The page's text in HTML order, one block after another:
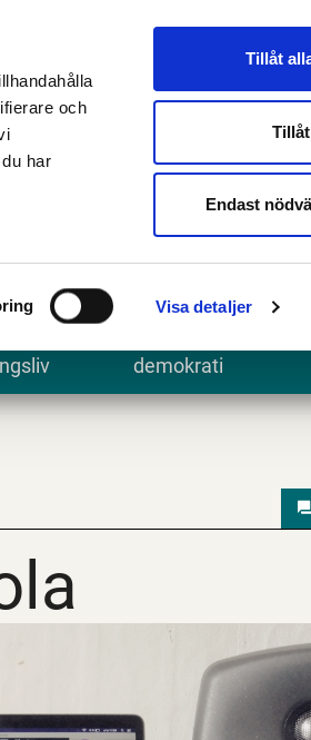
och
har
Visa detaljer
Tillåt
Endast
E-tjänster och blanketter
Sök
demokrati